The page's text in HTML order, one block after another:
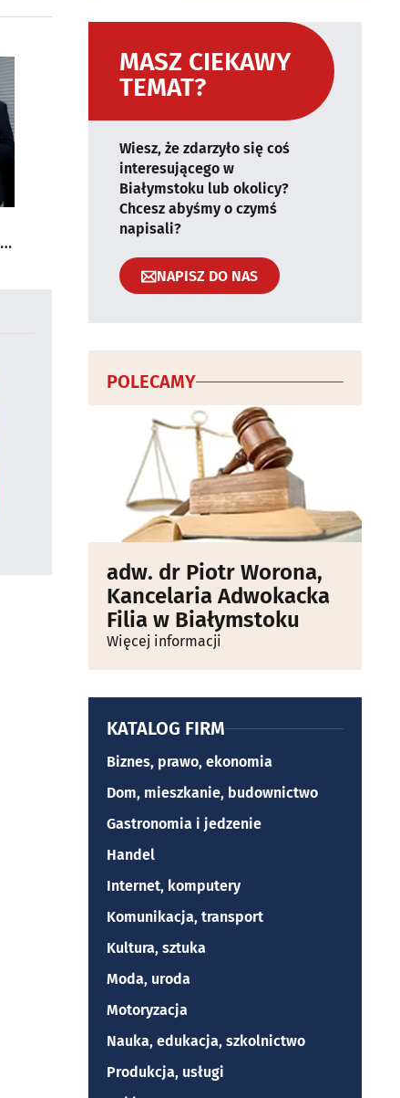
MASZ CIEKAWY
TEMAT?
Wiesz, że zdarzyło się coś
interesującego w
Białymstoku lub okolicy?
Chcesz abyśmy o czymś
napisali?
NAPISZ DO NAS
POLECAMY
adw. dr Piotr Worona,
Kancelaria Adwokacka
Filia w Białymstoku
Więcej informacji
KATALOG FIRM
Biznes, prawo, ekonomia
Dom, mieszkanie, budownictwo
Gastronomia i jedzenie
Handel
Internet, komputery
Komunikacja, transport
Kultura, sztuka
Moda, uroda
Motoryzacja
Nauka, edukacja, szkolnictwo
Produkcja, usługi